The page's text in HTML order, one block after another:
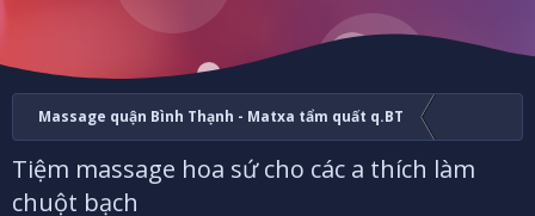
Massage quận Bình Thạnh - Matxa tẩm quất q.BT
Tiệm massage hoa sứ cho các a thích làm
chuột bạch